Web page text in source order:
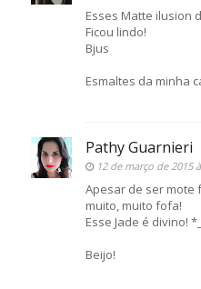
Esses Matte ilusion
Ficou lindo!
Bjus
Esmaltes da minha
Pathy Guarnieri
12 de março de 2015
Apesar de ser mote
muito, muito fofa!
Esse Jade é divino!
Beijo!